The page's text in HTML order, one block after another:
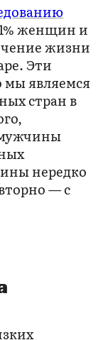
женщин и
жизни
Эти
мы являемся
стран в
мужчины
нередко
— с